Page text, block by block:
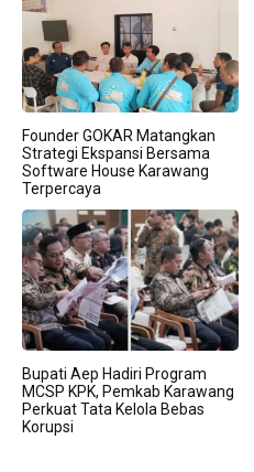
Founder GOKAR Matangkan
Strategi Ekspansi Bersama
Software House Karawang
Terpercaya
Bupati Aep Hadiri Program
MCSP KPK, Pemkab Karawang
Perkuat Tata Kelola Bebas
Korupsi